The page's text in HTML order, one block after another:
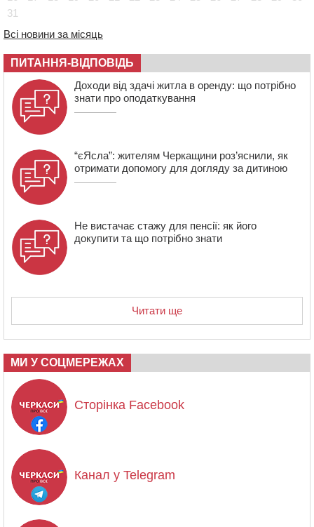
08:20
Обрано претендента на посаду директора
Мокрокалигірського психоневрологічного інтернату
07:23 Уманські міграційники видворили з країни грузина,
який відсидів термін у колонії
31
Всі новини за місяць
ПИТАННЯ-ВІДПОВІДЬ
Доходи від здачі житла в оренду: що потрібно
знати про оподаткування
“єЯсла”: жителям Черкащини роз’яснили, як
отримати допомогу для догляду за дитиною
Не вистачає стажу для пенсії: як його
докупити та що потрібно знати
Читати ще
МИ У СОЦМЕРЕЖАХ
Сторінка Facebook
Канал у Telegram